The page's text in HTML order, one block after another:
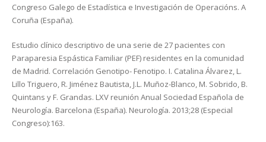
Congreso Galego de Estadística e Investigación de Operacións. A
Coruña (España).
Estudio clínico descriptivo de una serie de 27 pacientes con
Paraparesia Espástica Familiar (PEF) residentes en la comunidad
de Madrid. Correlación Genotipo- Fenotipo. I. Catalina Álvarez, L.
Lillo Triguero, R. Jiménez Bautista, J.L. Muñoz-Blanco, M. Sobrido, B.
Quintans y F. Grandas. LXV reunión Anual Sociedad Española de
Neurología. Barcelona (España). Neurología. 2013;28 (Especial
Congreso):163.